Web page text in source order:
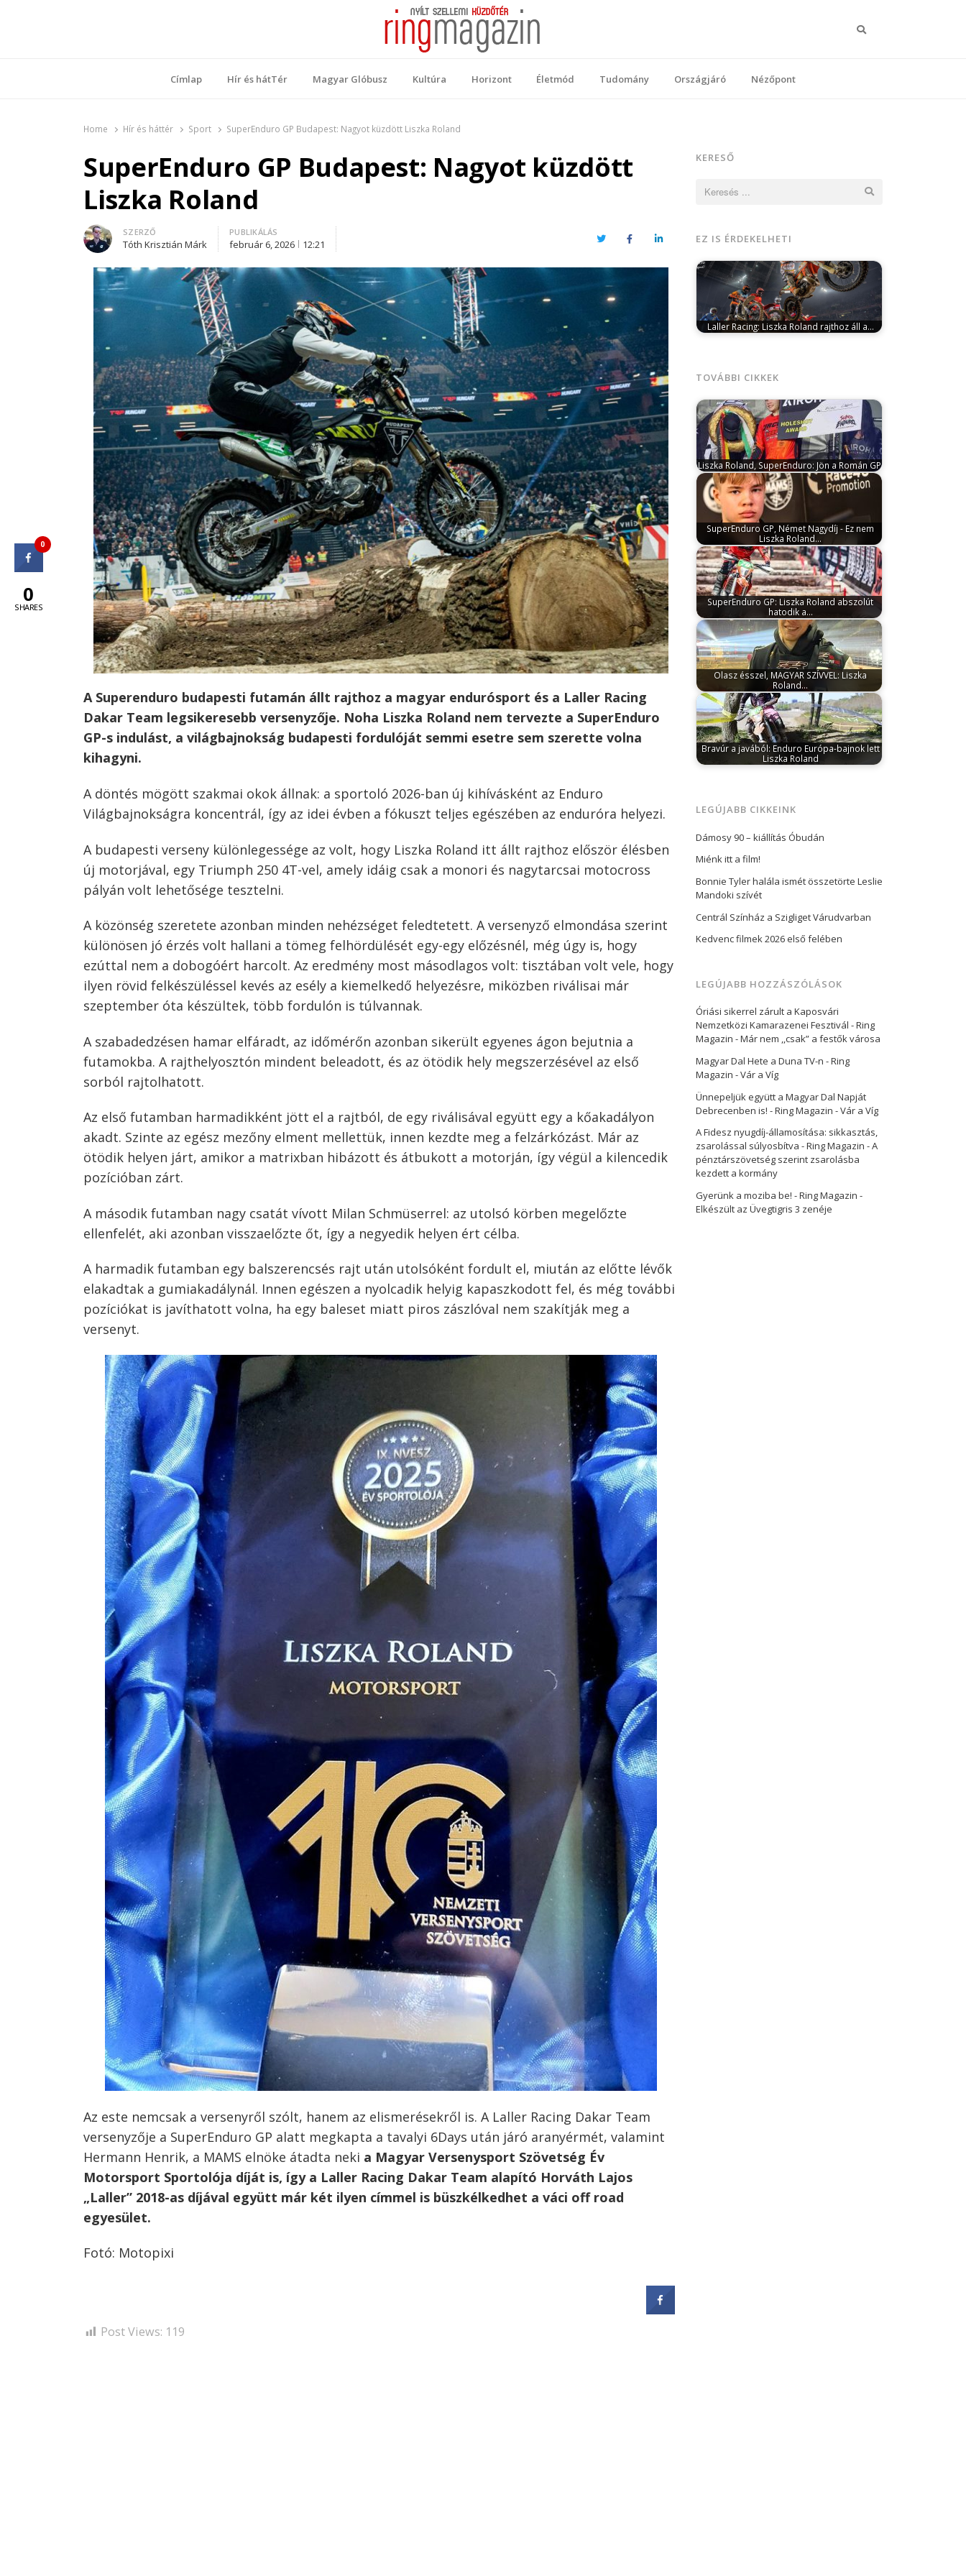
Címlap Hír és hátTér Magyar Glóbusz Kultúra Horizont Életmód Tudomány Országjáró Nézőpont
Home Hír és háttér Sport SuperEnduro GP Budapest: Nagyot küzdött Liszka Roland
SuperEnduro GP Budapest: Nagyot küzdött
Liszka Roland
Author
SZERZŐ
Tóth Krisztián Márk
PUBLIKÁLÁS
február 6, 2026 12:21 TwitterFacebookLinkedIn
A Superenduro budapesti futamán állt rajthoz a magyar endurósport és a Laller Racing
Dakar Team legsikeresebb versenyzője. Noha Liszka Roland nem tervezte a SuperEnduro
GP-s indulást, a világbajnokság budapesti fordulóját semmi esetre sem szerette volna
kihagyni.
A döntés mögött szakmai okok állnak: a sportoló 2026-ban új kihívásként az Enduro
Világbajnokságra koncentrál, így az idei évben a fókuszt teljes egészében az enduróra helyezi.
A budapesti verseny különlegessége az volt, hogy Liszka Roland itt állt rajthoz először élésben
új motorjával, egy Triumph 250 4T-vel, amely idáig csak a monori és nagytarcsai motocross
pályán volt lehetősége tesztelni.
A közönség szeretete azonban minden nehézséget feledtetett. A versenyző elmondása szerint
különösen jó érzés volt hallani a tömeg felhördülését egy-egy előzésnél, még úgy is, hogy
ezúttal nem a dobogóért harcolt. Az eredmény most másodlagos volt: tisztában volt vele, hogy
ilyen rövid felkészüléssel kevés az esély a kiemelkedő helyezésre, miközben riválisai már
szeptember óta készültek, több fordulón is túlvannak.
A szabadedzésen hamar elfáradt, az időmérőn azonban sikerült egyenes ágon bejutnia a
futamokba. A rajthelyosztón mindent beleadott, és az ötödik hely megszerzésével az első
sorból rajtolhatott.
Az első futamban harmadikként jött el a rajtból, de egy riválisával együtt egy a kőakadályon
akadt. Szinte az egész mezőny elment mellettük, innen kezdte meg a felzárkózást. Már az
ötödik helyen járt, amikor a matrixban hibázott és átbukott a motorján, így végül a kilencedik
pozícióban zárt.
A második futamban nagy csatát vívott Milan Schmüserrel: az utolsó körben megelőzte
ellenfelét, aki azonban visszaelőzte őt, így a negyedik helyen ért célba.
A harmadik futamban egy balszerencsés rajt után utolsóként fordult el, miután az előtte lévők
elakadtak a gumiakadálynál. Innen egészen a nyolcadik helyig kapaszkodott fel, és még további
pozíciókat is javíthatott volna, ha egy baleset miatt piros zászlóval nem szakítják meg a
versenyt.
Az este nemcsak a versenyről szólt, hanem az elismerésekről is. A Laller Racing Dakar Team
versenyzője a SuperEnduro GP alatt megkapta a tavalyi 6Days után járó aranyérmét, valamint
Hermann Henrik, a MAMS elnöke átadta neki a Magyar Versenysport Szövetség Év
Motorsport Sportolója díját is, így a Laller Racing Dakar Team alapító Horváth Lajos
„Laller” 2018-as díjával együtt már két ilyen címmel is büszkélkedhet a váci off road
egyesület.
Fotó: Motopixi
Post Views: 119
KERESŐ
EZ IS ÉRDEKELHETI
Laller Racing: Liszka Roland rajthoz áll a…
TOVÁBBI CIKKEK
Liszka Roland, SuperEnduro: Jön a Román GP!
január 19, 2024Több szempontból is
vízválasztóhoz érkezett a SuperEnduro
GP junior világbajnokság.…
SuperEnduro GP, Német Nagydíj - Ez nem
Liszka Roland…
január 7, 2024A németországi Riesába
érkezett a SuperEnduro GP
világbajnokság mezőnye, ahol…
SuperEnduro GP: Liszka Roland abszolút
hatodik a…
január 21, 2024Ezen a hétvégén a sorozat
történetében első alkalommal a közeli…
Olasz ésszel, MAGYAR SZÍVVEL: Liszka
Roland…
december 14, 2024Még csak alig ért véget
a SuperEnduro GP előző szezonja…
Bravúr a javából: Enduro Európa-bajnok lett
Liszka Roland
LEGÚJABB CIKKEINK
Dámosy 90 – kiállítás Óbudán
Miénk itt a film!
Bonnie Tyler halála ismét összetörte Leslie
Mandoki szívét
Centrál Színház a Szigliget Várudvarban
Kedvenc filmek 2026 első felében
LEGÚJABB HOZZÁSZÓLÁSOK
Óriási sikerrel zárult a Kaposvári
Nemzetközi Kamarazenei Fesztivál - Ring
Magazin -Már nem ,,csak” a festők városa
Magyar Dal Hete a Duna TV-n - Ring
Magazin -Vár a Víg
Ünnepeljük együtt a Magyar Dal Napját
Debrecenben is! - Ring Magazin -Vár a Víg
A Fidesz nyugdíj-államosítása: sikkasztás,
zsarolással súlyosbítva - Ring Magazin -A
pénztárszövetség szerint zsarolásba
kezdett a kormány
Gyerünk a moziba be! - Ring Magazin -
Elkészült az Üvegtigris 3 zenéje
0
0
SHARES